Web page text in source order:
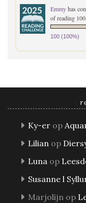
Emmyhas
of reading
100 (100%)
Ky-er op
Lilian op
Luna op
Susanne l
Marjolijn op